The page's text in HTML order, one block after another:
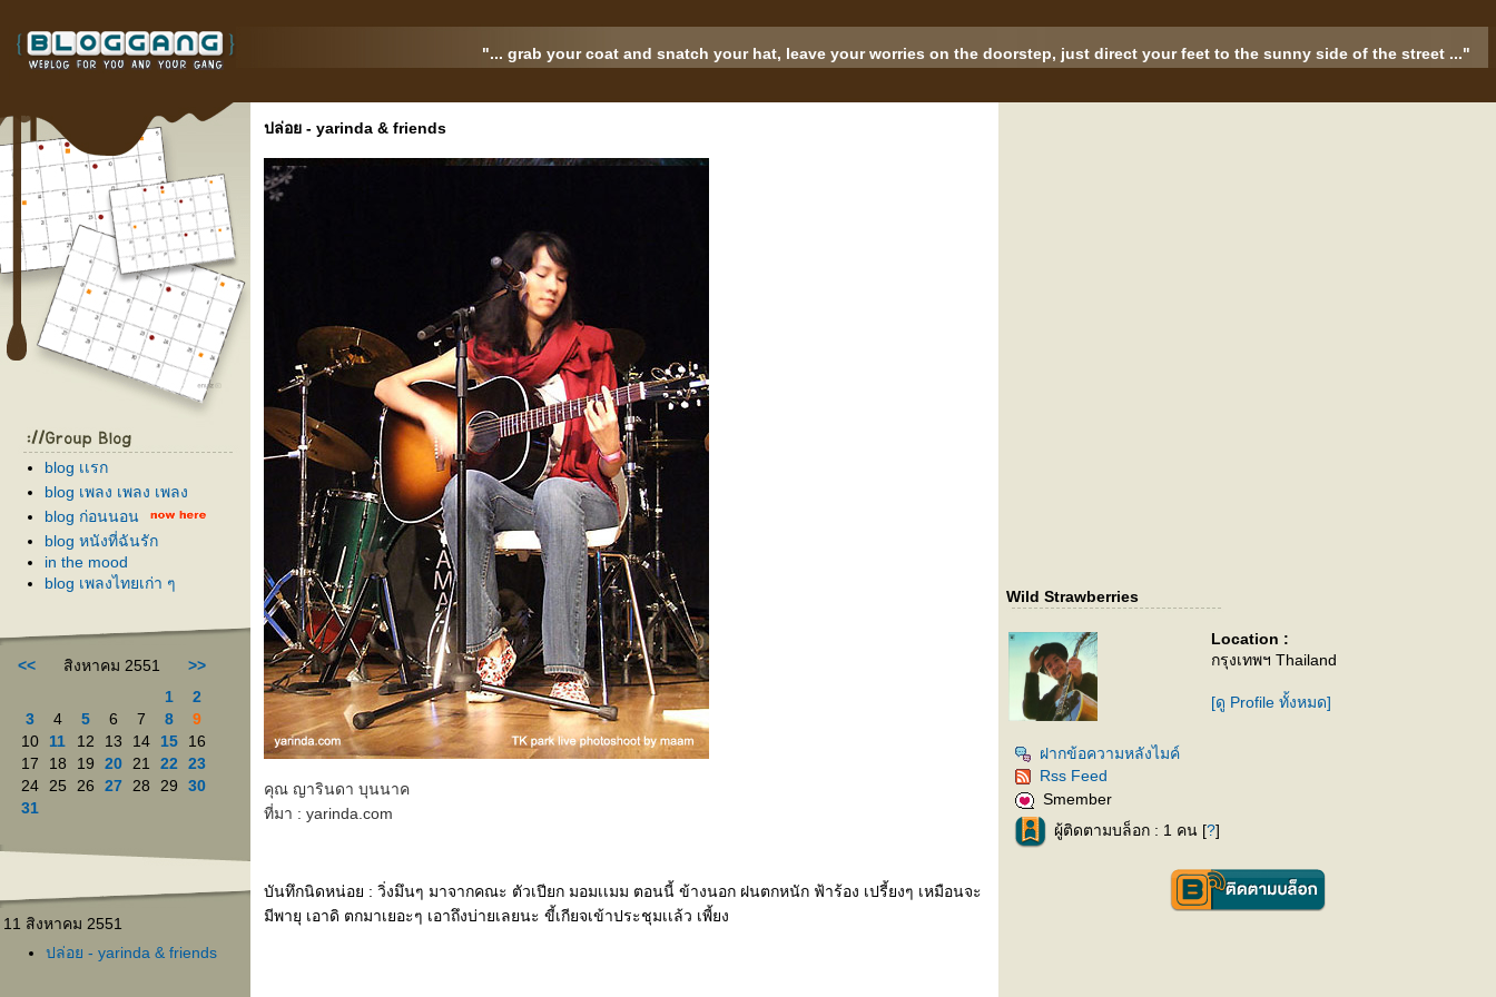
"... grab your coat and snatch your hat, leave your worries on the doorstep, just direct your feet to the sunny side of the street ..."
blog เเรก
blog เพลง เพลง เพลง
blog ก่อนนอน
blog หนังที่ฉันรัก
in the mood
blog เพลงไทยเก่า ๆ
<< สิงหาคม 2551
>>
1
2
3
4 5 6 7 8
9
10
11 12 13 14 15
16
17
18 19 20 21 22
23
24
25 26 27 28 29
30
31
11 สิงหาคม 2551
ปล่อย - yarinda & friends
ปล่อย - yarinda & friends
คุณ ญารินดา บุนนาค
ที่มา : yarinda.com
บันทึกนิดหน่อย : วิ่งมึนๆ มาจากคณะ ตัวเปียก มอมเเมม ตอนนี้ ข้างนอก ฝนตกหนัก ฟ้าร้อง เปรี้ยงๆ เหมือนจะ
มีพายุ เอาดิ ตกมาเยอะๆ เอาถึงบ่ายเลยนะ ขี้เกียจเข้าประชุมเเล้ว เพี้ยง
Wild Strawberries
Location :
กรุงเทพฯ Thailand
[ดู Profile ทั้งหมด]
ฝากข้อความหลังไมค์
Rss Feed
Smember
ผู้ติดตามบล็อก : 1 คน [?]